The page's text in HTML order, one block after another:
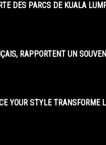
DES PARCS DE KUALA
RAPPORTENT UN
YOUR STYLE